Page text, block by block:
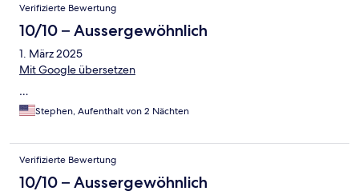
Verifizierte Bewertung
10/10 – Aussergewöhnlich
1. März 2025
Mit Google übersetzen
…
Stephen, Aufenthalt von 2 Nächten
Verifizierte Bewertung
10/10 – Aussergewöhnlich